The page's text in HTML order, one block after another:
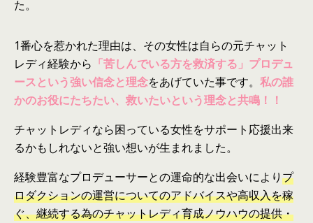
た。
1番心を惹かれた理由は、その女性は自らの元チャット
レディ経験から 「苦しんでいる方を救済する」プロデュ
ースという強い信念と理念をあげていた事です。 私の誰
かのお役にたちたい、救いたいという理念と共鳴！！
チャットレディなら困っている女性をサポート応援出来
るかもしれないと強い想いが生まれました。
経験豊富なプロデューサーとの運命的な出会いによりプ
ロダクションの運営についてのアドバイスや高収入を稼
ぐ、継続する為のチャットレディ育成ノウハウの提供・